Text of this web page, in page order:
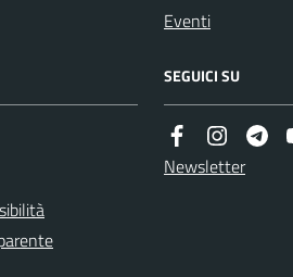
Eventi
SEGUICI SU
Newsletter